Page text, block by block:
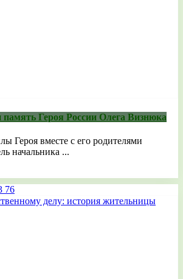
Героя России Олега Визнюка
Героя вместе с его родителями
начальника ...
76